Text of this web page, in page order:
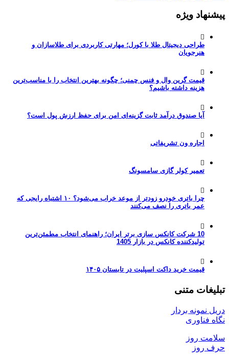
پیشنهاد ویژه
طراحی دیجیتال طلا با کورل؛ مهارتی کاربردی برای طلاسازان و
هنرجویان
قیمت گرین وال و فنس چمنی؛ چگونه بهترین انتخاب را با مناسب‌ترین
هزینه داشته باشیم؟
آیا صندوق درآمد ثابت گزینه‌ای امن برای حفظ ارزش پول است؟
اجاره ون تشریفاتی
تعمیر کولر گازی سامسونگ
چرا باتری خودرو زودتر از موعد خراب می‌شود؟ ۱۰ اشتباه رایجی که
عمر باتری را نصف می‌کنند
10 شرکت کانکس سازی برتر ایران؛ راهنمای انتخاب مطمئن‌ترین
تولیدکننده کانکس در بازار 1405
قیمت خرید داکت اسپلیت در تابستان ۱۴۰۵
تبلیغات متنی
دریل نمونه بردار
نگاه فناوری
سلامت روز
حرف روز